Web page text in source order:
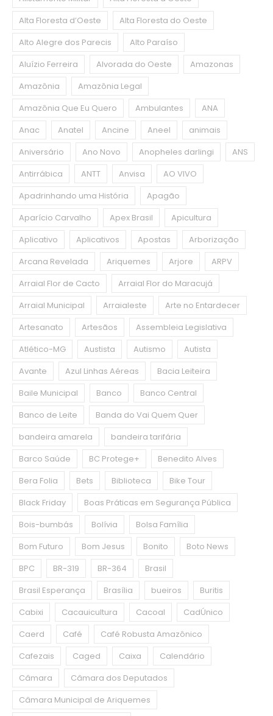
Alta Floresta d’Oeste
Alta Floresta do Oeste
Alto Alegre dos Parecis
Alto Paraíso
Aluízio Ferreira
Alvorada do Oeste
Amazonas
Amazônia
Amazônia Legal
Amazônia Que Eu Quero
Ambulantes
ANA
Anac
Anatel Ancine Aneel
animais
Aniversário
Ano Novo Anopheles darlingi
ANS
Antirrábica
ANTT Anvisa
AO VIVO
Apadrinhando uma História
Apagão
Aparício Carvalho
Apex Brasil
Apicultura
Aplicativo
Aplicativos Apostas
Arborização
Arcana Revelada
Ariquemes Arjore
ARPV
Arraial Flor de Cacto
Arraial Flor do Maracujá
Arraial Municipal
Arraialeste
Arte no Entardecer
Artesanato
Artesãos
Assembleia Legislativa
Atlético-MG
Austista Autismo
Autista
Avante
Azul Linhas Aéreas
Bacia Leiteira
Baile Municipal
Banco
Banco Central
Banco de Leite
Banda do Vai Quem Quer
bandeira amarela
bandeira tarifária
Barco Saúde
BC Protege+
Benedito Alves
Bera Folia
Bets Biblioteca
Bike Tour
Black Friday
Boas Práticas em Segurança Pública
Bois-bumbás
Bolívia
Bolsa Família
Bom Futuro
Bom Jesus Bonito
Boto News
BPC
BR-319 BR-364
Brasil
Brasil Esperança
Brasília bueiros
Buritis
Cabixi
Cacauicultura Cacoal
CadÚnico
Caerd
Café
Café Robusta Amazônico
Cafezais
Caged Caixa
Calendário
Câmara
Câmara dos Deputados
Câmara Municipal de Ariquemes